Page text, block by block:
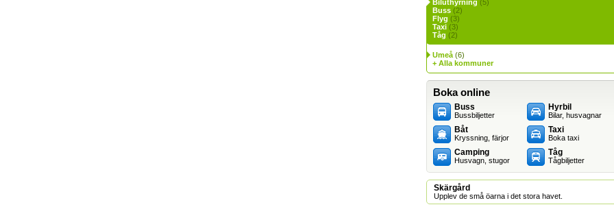
Biluthyrning (5)
Buss (2)
Flyg (3)
Taxi (3)
Tåg (2)
Umeå (6)
+ Alla kommuner
Boka online
Buss
Bussbiljetter
Båt
Kryssning, färjor
Camping
Husvagn, stugor
Hyrbil
Bilar, husvagnar
Taxi
Boka taxi
Tåg
Tågbiljetter
Skärgård
Upplev de små öarna i det stora havet.